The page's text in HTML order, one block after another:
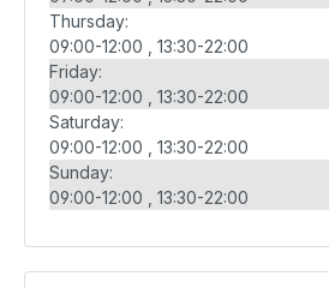
Thursday:
09:00-12:00
13:30-22:00
Friday:
09:00-12:00
13:30-22:00
Saturday:
09:00-12:00
13:30-22:00
Sunday:
09:00-12:00
13:30-22:00